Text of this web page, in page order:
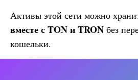
Активы этой сети можно
вместе с TON и TRON без
кошельки.